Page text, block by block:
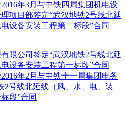
年3月与中铁四局集团机电设
项目部签定“武汉地铁2号线北延
设备安装工程第二标段”合同
限公司签定“武汉地铁2号线北延
设备安装工程第一标段”合同
年2月与中铁十一局集团电务
2号线北延线（风、水、电、装
段”合同